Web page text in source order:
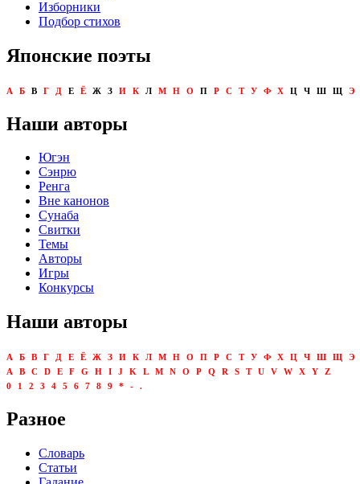
Изборники
Подбор стихов
Японские поэты
А Б В Г Д Е Ё Ж З И К Л М Н О П Р С Т У Ф Х Ц Ч Ш Щ Э
Наши авторы
Югэн
Сэнрю
Ренга
Вне канонов
Сунаба
Свитки
Темы
Авторы
Игры
Конкурсы
Наши авторы
А Б В Г Д Е Ё Ж З И К Л М Н О П Р С Т У Ф Х Ц Ч Ш Щ
Э
A
B C D E F G H I J K L M N O P Q R S T U V W X Y
Z
0
1 2 3 4 5 6 7 8 9 * - .
Разное
Словарь
Статьи